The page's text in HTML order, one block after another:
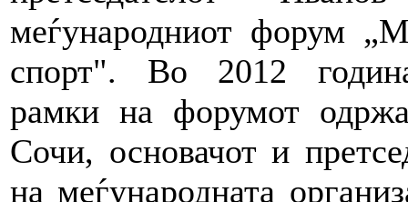
меѓународниот форум
спорт". Во 2012
рамки на форумот
Сочи, основачот и
на меѓународната